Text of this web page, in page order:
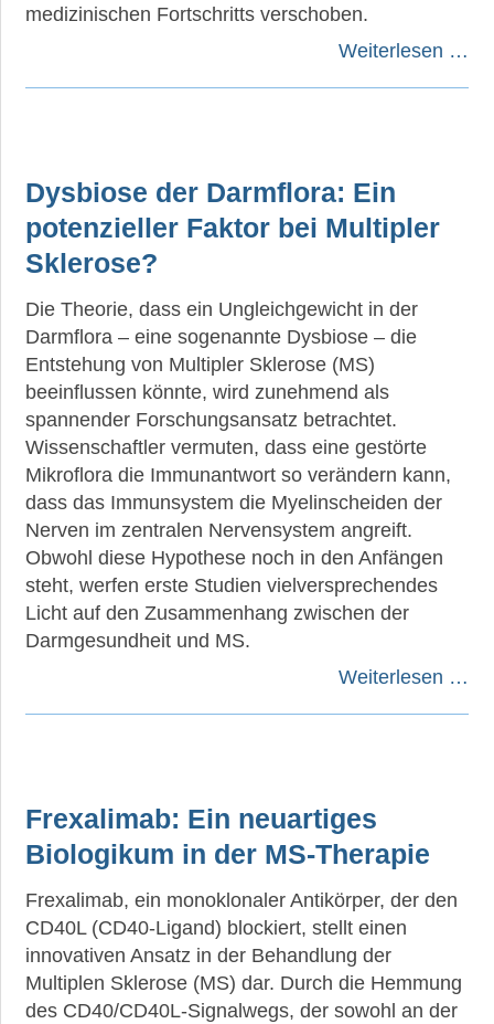
medizinischen Fortschritts verschoben.
Weiterlesen …
Dysbiose der Darmflora: Ein
potenzieller Faktor bei Multipler
Sklerose?
Die Theorie, dass ein Ungleichgewicht in der
Darmflora – eine sogenannte Dysbiose – die
Entstehung von Multipler Sklerose (MS)
beeinflussen könnte, wird zunehmend als
spannender Forschungsansatz betrachtet.
Wissenschaftler vermuten, dass eine gestörte
Mikroflora die Immunantwort so verändern kann,
dass das Immunsystem die Myelinscheiden der
Nerven im zentralen Nervensystem angreift.
Obwohl diese Hypothese noch in den Anfängen
steht, werfen erste Studien vielversprechendes
Licht auf den Zusammenhang zwischen der
Darmgesundheit und MS.
Weiterlesen …
Frexalimab: Ein neuartiges
Biologikum in der MS-Therapie
Frexalimab, ein monoklonaler Antikörper, der den
CD40L (CD40-Ligand) blockiert, stellt einen
innovativen Ansatz in der Behandlung der
Multiplen Sklerose (MS) dar. Durch die Hemmung
des CD40/CD40L-Signalwegs, der sowohl an der